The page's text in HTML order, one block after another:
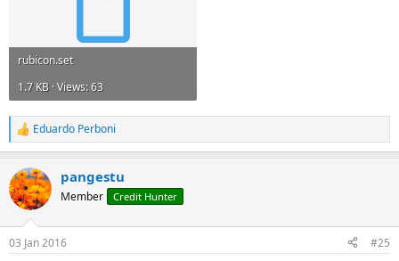
rubicon.set
1.7 KB · Views: 63
R
e
c
t
i
s
Eduardo Perboni
pangestu
Member Credit Hunter
03 Jan 2016 #25